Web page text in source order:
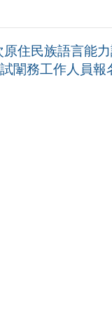
住民族語言能
闈務工作人員報